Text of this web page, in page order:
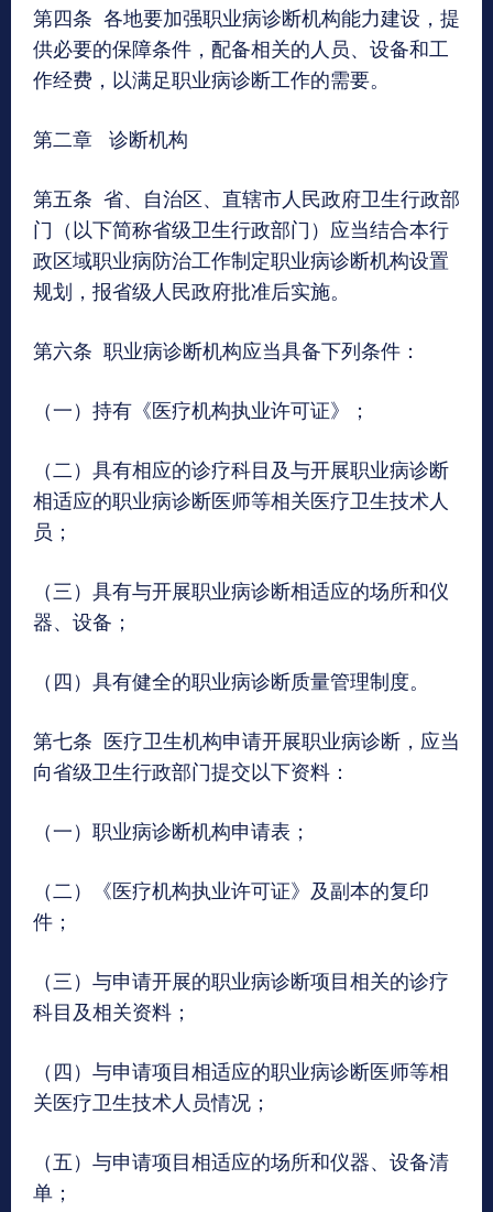
第四条 各地要加强职业病诊断机构能力建设，提
供必要的保障条件，配备相关的人员、设备和工
作经费，以满足职业病诊断工作的需要。
第二章 诊断机构
第五条 省、自治区、直辖市人民政府卫生行政部
门（以下简称省级卫生行政部门）应当结合本行
政区域职业病防治工作制定职业病诊断机构设置
规划，报省级人民政府批准后实施。
第六条 职业病诊断机构应当具备下列条件：
（一）持有《医疗机构执业许可证》；
（二）具有相应的诊疗科目及与开展职业病诊断
相适应的职业病诊断医师等相关医疗卫生技术人
员；
（三）具有与开展职业病诊断相适应的场所和仪
器、设备；
（四）具有健全的职业病诊断质量管理制度。
第七条 医疗卫生机构申请开展职业病诊断，应当
向省级卫生行政部门提交以下资料：
（一）职业病诊断机构申请表；
（二）《医疗机构执业许可证》及副本的复印
件；
（三）与申请开展的职业病诊断项目相关的诊疗
科目及相关资料；
（四）与申请项目相适应的职业病诊断医师等相
关医疗卫生技术人员情况；
（五）与申请项目相适应的场所和仪器、设备清
单；